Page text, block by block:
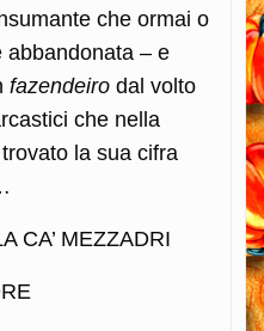
che ormai o
abbandonata – e
fazendeiro dal volto
che nella
la sua cifra
CA’ MEZZADRI